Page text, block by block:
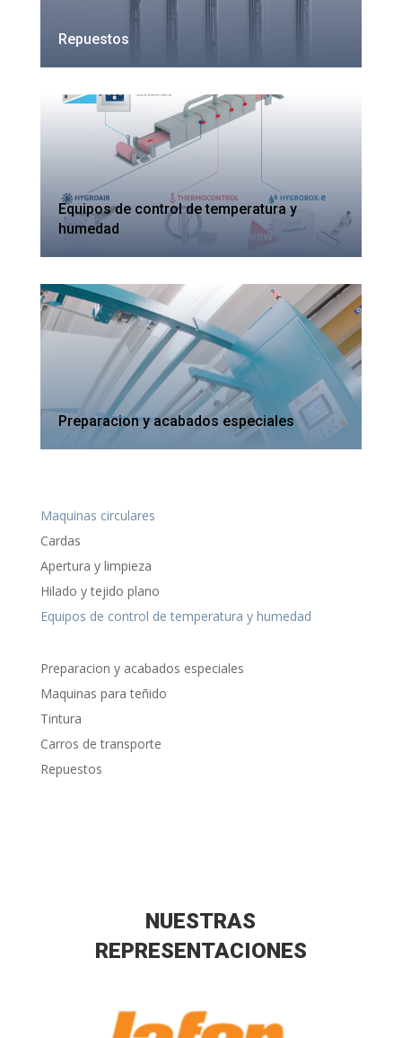
Repuestos
Equipos de control de temperatura y
humedad
Preparacion y acabados especiales
Maquinas circulares
Cardas
Apertura y limpieza
Hilado y tejido plano
Equipos de control de temperatura y humedad
Preparacion y acabados especiales
Maquinas para teñido
Tintura
Carros de transporte
Repuestos
NUESTRAS
REPRESENTACIONES